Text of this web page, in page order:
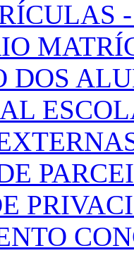
DOS